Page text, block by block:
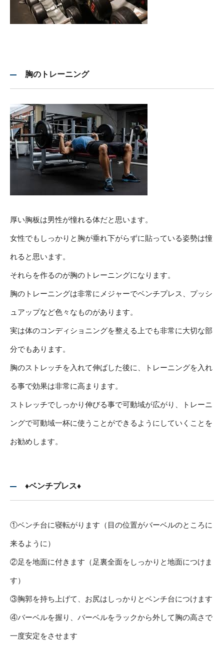
胸のトレーニング
厚い胸板は男性が憧れる体だと思います。
女性でもしっかりと胸が垂れ下がらずに貼っている姿勢は憧
れると思います。
それらを作るのが胸のトレーニングになります。
胸のトレーニングは非常にメジャーでベンチプレス、プッシ
ュアップなど色々なものがあります。
実は体のコンディショニングを整える上でも非常に大切な部
分でもあります。
胸のストレッチを入れて伸ばした後に、トレーニングを入れ
る事で効果は非常に高まります。
ストレッチでしっかり伸びる事で可動域が広がり、トレーニ
ングで可動域一杯に使うことができるようにしていくことを
お勧めします。
♦ベンチプレス♦
①ベンチ台に寝転がります（目の位置がバーベルのところに
来るように）
②足を地面に付きます（足裏全面をしっかりと地面につけま
す）
③胸郭を持ち上げて、お尻はしっかりとベンチ台につけます
④バーベルを握り、バーベルをラックから外して胸の高さで
一度安定をさせます